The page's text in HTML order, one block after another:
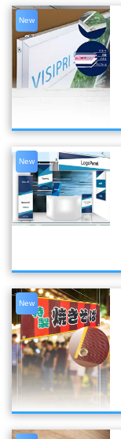
New
New
New